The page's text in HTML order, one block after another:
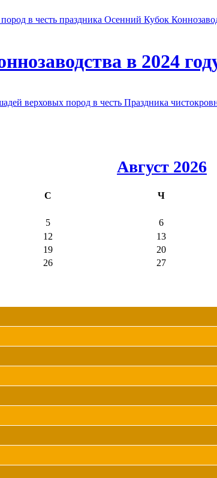
в честь праздника Осенний Кубок
в 2024
пород в честь Праздника
Август 2026
С Ч
5 6
12 13
19 20
26 27